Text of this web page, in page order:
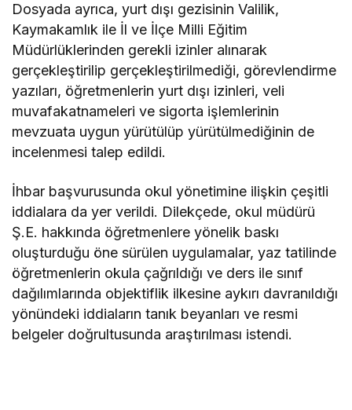
Dosyada ayrıca, yurt dışı gezisinin Valilik,
Kaymakamlık ile İl ve İlçe Milli Eğitim
Müdürlüklerinden gerekli izinler alınarak
gerçekleştirilip gerçekleştirilmediği, görevlendirme
yazıları, öğretmenlerin yurt dışı izinleri, veli
muvafakatnameleri ve sigorta işlemlerinin
mevzuata uygun yürütülüp yürütülmediğinin de
incelenmesi talep edildi.
İhbar başvurusunda okul yönetimine ilişkin çeşitli
iddialara da yer verildi. Dilekçede, okul müdürü
Ş.E. hakkında öğretmenlere yönelik baskı
oluşturduğu öne sürülen uygulamalar, yaz tatilinde
öğretmenlerin okula çağrıldığı ve ders ile sınıf
dağılımlarında objektiflik ilkesine aykırı davranıldığı
yönündeki iddiaların tanık beyanları ve resmi
belgeler doğrultusunda araştırılması istendi.